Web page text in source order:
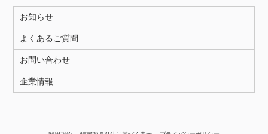
お知らせ
よくあるご質問
お問い合わせ
企業情報